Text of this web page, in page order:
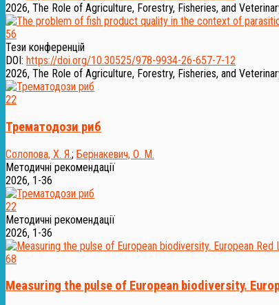
2026, The Role of Agriculture, Forestry, Fisheries, and
56
Тези конференцій
DOI: https://doi.org/10.30525/978-9934-26-657-7-12
2026, The Role of Agriculture, Forestry, Fisheries, and
22
Трематодози риб
Солопова, Х. Я.; Бернакевич, О. М.
Методичні рекомендації
2026, 1-36
22
Методичні рекомендації
2026, 1-36
68
Measuring the pulse of European biodiversity.